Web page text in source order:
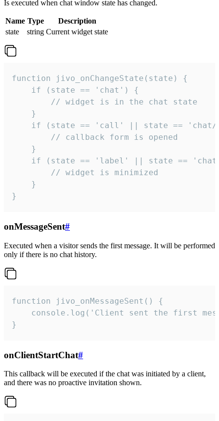
Is executed when chat window state has changed.
Name Type
Description
state
string Current widget state
function jivo_onChangeState(state) {
    if (state == 'chat') {
        // widget is in the chat state
    }
if (state == 'call' || state ==
        // callback form is opened
    }
if (state == 'label' || state ==
        // widget is minimized
    }
}
onMessageSent#
Executed when a visitor sends the first message. It will be performed
only if there is no chat history.
function jivo_onMessageSent() {
console.log('Client sent the first
}
onClientStartChat#
This callback will be executed if the chat was initiated by a client,
and there was no proactive invitation shown.